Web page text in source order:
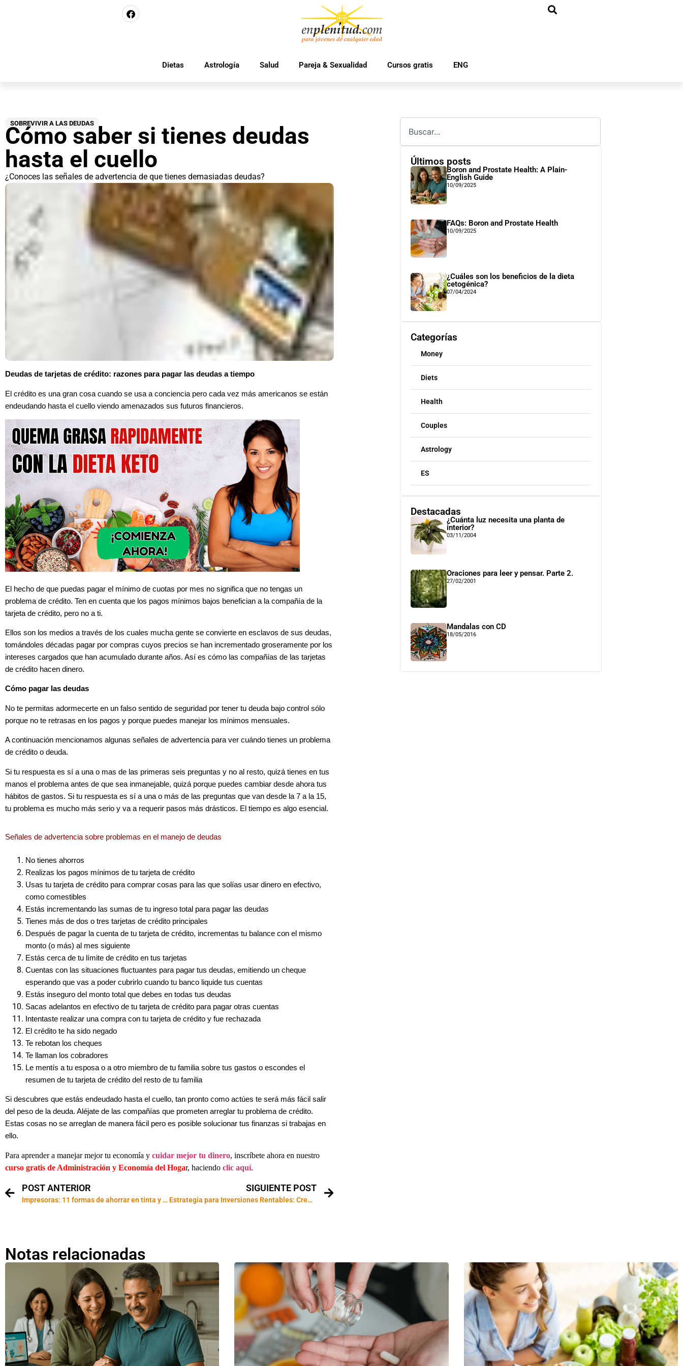
Dietas Astrología Salud Pareja & Sexualidad Cursos gratis ENG
SOBREVIVIR A LAS DEUDAS
Cómo saber si tienes deudas
hasta el cuello
¿Conoces las señales de advertencia de que tienes demasiadas deudas?
Deudas de tarjetas de crédito: razones para pagar las deudas a tiempo
El crédito es una gran cosa cuando se usa a conciencia pero cada vez más americanos se están
endeudando hasta el cuello viendo amenazados sus futuros financieros.
El hecho de que puedas pagar el mínimo de cuotas por mes no significa que no tengas un
problema de crédito. Ten en cuenta que los pagos mínimos bajos benefician a la compañía de la
tarjeta de crédito, pero no a ti.
Ellos son los medios a través de los cuales mucha gente se convierte en esclavos de sus deudas,
tomándoles décadas pagar por compras cuyos precios se han incrementado groseramente por los
intereses cargados que han acumulado durante años. Así es cómo las compañías de las tarjetas
de crédito hacen dinero.
Cómo pagar las deudas
No te permitas adormecerte en un falso sentido de seguridad por tener tu deuda bajo control sólo
porque no te retrasas en los pagos y porque puedes manejar los mínimos mensuales.
A continuación mencionamos algunas señales de advertencia para ver cuándo tienes un problema
de crédito o deuda.
Si tu respuesta es sí a una o mas de las primeras seis preguntas y no al resto, quizá tienes en tus
manos el problema antes de que sea inmanejable, quizá porque puedes cambiar desde ahora tus
hábitos de gastos. Si tu respuesta es sí a una o más de las preguntas que van desde la 7 a la 15,
tu problema es mucho más serio y va a requerir pasos más drásticos. El tiempo es algo esencial.
Señales de advertencia sobre problemas en el manejo de deudas
No tienes ahorros
Realizas los pagos mínimos de tu tarjeta de crédito
Usas tu tarjeta de crédito para comprar cosas para las que solías usar dinero en efectivo,
como comestibles
Estás incrementando las sumas de tu ingreso total para pagar las deudas
Tienes más de dos o tres tarjetas de crédito principales
Después de pagar la cuenta de tu tarjeta de crédito, incrementas tu balance con el mismo
monto (o más) al mes siguiente
Estás cerca de tu límite de crédito en tus tarjetas
Cuentas con las situaciones fluctuantes para pagar tus deudas, emitiendo un cheque
esperando que vas a poder cubrirlo cuando tu banco liquide tus cuentas
Estás inseguro del monto total que debes en todas tus deudas
Sacas adelantos en efectivo de tu tarjeta de crédito para pagar otras cuentas
Intentaste realizar una compra con tu tarjeta de crédito y fue rechazada
El crédito te ha sido negado
Te rebotan los cheques
Te llaman los cobradores
Le mentís a tu esposa o a otro miembro de tu familia sobre tus gastos o escondes el
resumen de tu tarjeta de crédito del resto de tu familia
Si descubres que estás endeudado hasta el cuello, tan pronto como actúes te será más fácil salir
del peso de la deuda. Aléjate de las compañías que prometen arreglar tu problema de crédito.
Estas cosas no se arreglan de manera fácil pero es posible solucionar tus finanzas si trabajas en
ello.
Para aprender a manejar mejor tu economía y cuidar mejor tu dinero, inscríbete ahora en nuestro
curso gratis de Administración y Economía del Hogar, haciendo clic aquí.
POST ANTERIOR
Impresoras: 11 formas de ahorrar en tinta y toner
SIGUIENTE POST
Estrategia para Inversiones Rentables: Crear Activos
Últimos posts
Boron and Prostate Health: A Plain-
English Guide
10/09/2025
FAQs: Boron and Prostate Health
10/09/2025
¿Cuáles son los beneficios de la dieta
cetogénica?
07/04/2024
Categorías
Money
Diets
Health
Couples
Astrology
ES
Destacadas
¿Cuánta luz necesita una planta de
interior?
03/11/2004
Oraciones para leer y pensar. Parte 2.
27/02/2001
Mandalas con CD
18/05/2016
Notas relacionadas